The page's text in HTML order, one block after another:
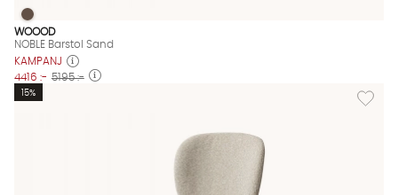
NOBLE Barstol Sand Finns även i dessa färger:
NOBLE Barstol Sand
WOOOD
NOBLE Barstol Sand
KAMPANJ
4416 :- 5195 :-
Lägg
15%